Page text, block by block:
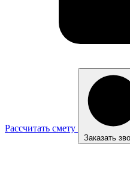
Рассчитать смету
Заказать